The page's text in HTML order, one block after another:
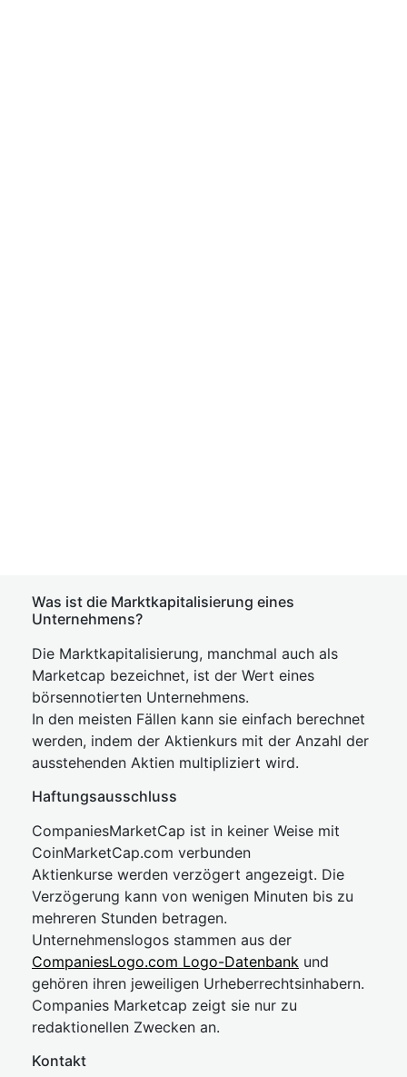
Was ist die Marktkapitalisierung eines
Unternehmens?
Die Marktkapitalisierung, manchmal auch als
Marketcap bezeichnet, ist der Wert eines
börsennotierten Unternehmens.
In den meisten Fällen kann sie einfach berechnet
werden, indem der Aktienkurs mit der Anzahl der
ausstehenden Aktien multipliziert wird.
Haftungsausschluss
CompaniesMarketCap ist in keiner Weise mit
CoinMarketCap.com verbunden
Aktienkurse werden verzögert angezeigt. Die
Verzögerung kann von wenigen Minuten bis zu
mehreren Stunden betragen.
Unternehmenslogos stammen aus der
CompaniesLogo.com Logo-Datenbank und
gehören ihren jeweiligen Urheberrechtsinhabern.
Companies Marketcap zeigt sie nur zu
redaktionellen Zwecken an.
Kontakt